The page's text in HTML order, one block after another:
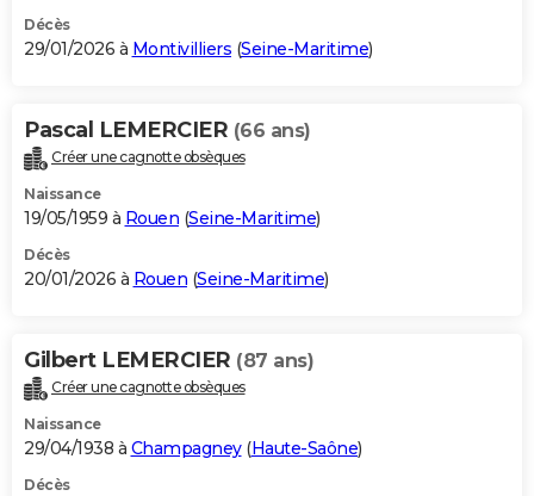
Décès
29/01/2026 à Montivilliers (Seine-Maritime)
Pascal LEMERCIER (66 ans)
Créer une cagnotte obsèques
Naissance
19/05/1959 à Rouen (Seine-Maritime)
Décès
20/01/2026 à Rouen (Seine-Maritime)
Gilbert LEMERCIER (87 ans)
Créer une cagnotte obsèques
Naissance
29/04/1938 à Champagney(Haute-Saône)
Décès